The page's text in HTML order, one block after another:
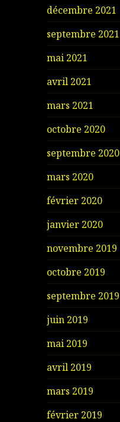
décembre 2021
septembre 2021
mai 2021
avril 2021
mars 2021
octobre 2020
septembre 2020
mars 2020
février 2020
janvier 2020
novembre 2019
octobre 2019
septembre 2019
juin 2019
mai 2019
avril 2019
mars 2019
février 2019